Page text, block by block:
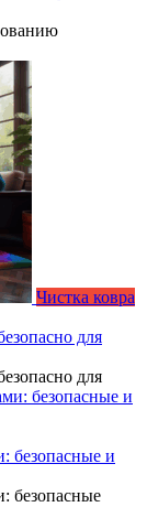
Чистка ковра
для
для
безопасные и
безопасные